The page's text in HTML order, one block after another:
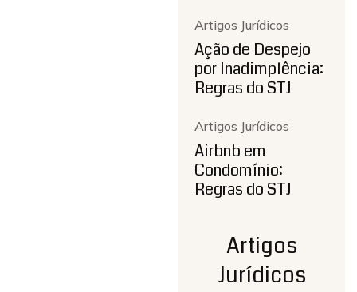
Artigos Jurídicos
Ação de Despejo
por Inadimplência:
Regras do STJ
Artigos Jurídicos
Airbnb em
Condomínio:
Regras do STJ
Artigos
Jurídicos